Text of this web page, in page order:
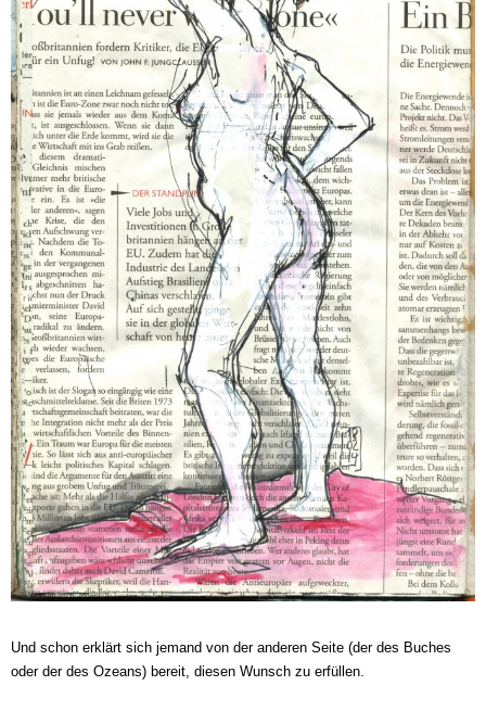
Und schon erklärt sich jemand von der anderen Seite (der des Buches
oder der des Ozeans) bereit, diesen Wunsch zu erfüllen.